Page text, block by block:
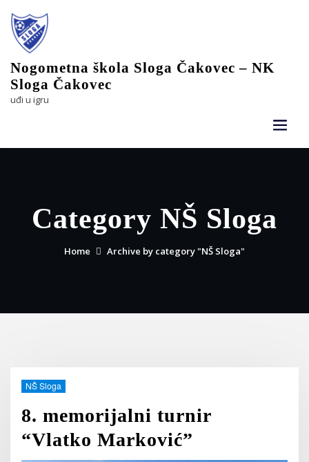
content
Nogometna škola Sloga Čakovec – NK
Sloga Čakovec
uđi u igru
Category NŠ Sloga
Home Archive by category "NŠ Sloga"
NŠ Sloga
8. memorijalni turnir
“Vlatko Marković”